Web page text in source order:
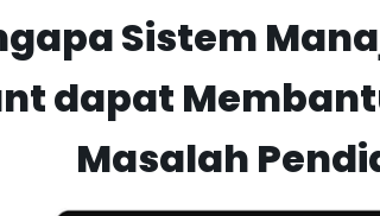
Sistem
dapat
Masalah